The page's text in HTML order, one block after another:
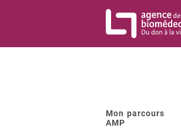
Mon parcours
AMPRetour à la liste